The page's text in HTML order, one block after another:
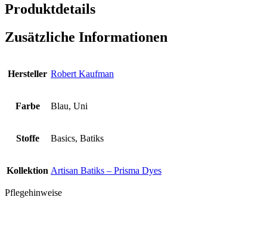
Produktdetails
Zusätzliche Informationen
Hersteller Robert Kaufman
Farbe Blau, Uni
Stoffe Basics, Batiks
Kollektion Artisan Batiks – Prisma Dyes
Pflegehinweise